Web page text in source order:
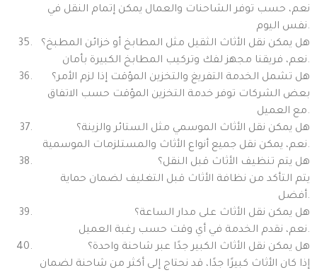
نعم، حسب توفر الشاحنات والعمال يمكن إتمام النقل في
نفس اليوم.
هل يمكن نقل الأثاث الثقيل مثل المطابخ أو خزائن المطبخ؟
نعم، فريقنا مجهز لفك وتركيب المطابخ الكبيرة بأمان.
هل تشمل الخدمة التفريغ والتخزين المؤقت إذا لزم الأمر؟
بعض الشركات توفر خدمة التخزين المؤقت حسب الاتفاق
مع العميل.
هل يمكن نقل الأثاث الموسمي مثل الستائر والزينة؟
نعم، يمكن نقل جميع أنواع الأثاث والمستلزمات الموسمية.
هل يتم تنظيف الأثاث قبل النقل؟
يتم التأكد من نظافة الأثاث قبل التغليف لضمان حماية
أفضل.
هل يمكن نقل الأثاث على مدار الساعة؟
نعم، نقدم الخدمة في أي وقت حسب رغبة العميل.
هل يمكن نقل الأثاث الكبير جدًا عبر شاحنة واحدة؟
إذا كان الأثاث كبيرًا جدًا، قد نحتاج إلى أكثر من شاحنة لضمان